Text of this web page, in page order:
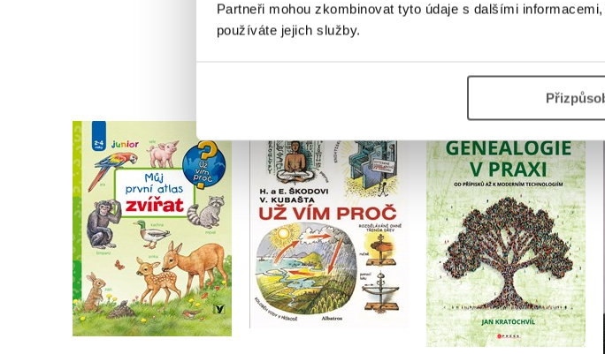
Partneři mohou zkombinovat tyto údaje s dalšími
používáte jejich služby.
Můj první atlas zvířat
Anne Möllerová
Do košíku
229 Kč
183 Kč
Už vím proč
Jan Krůta
,
Helena Škodová
,
Eduard Škoda
Do košíku
Genealogie v praxi
Jan Kratochvíl
Do košíku
399 Kč
319 Kč